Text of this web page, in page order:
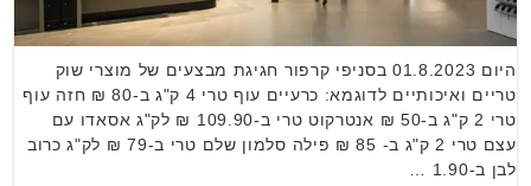
היום 01.8.2023 בסניפי קרפור חגיגת מבצעים של מוצרי שוק
טריים ואיכותיים לדוגמא: כרעיים עוף טרי 4 ק"ג ב-80 ₪ חזה עוף
טרי 2 ק"ג ב-50 ₪ אנטרקוט טרי ב-109.90 ₪ לק"ג אסאדו עם
עצם טרי 2 ק"ג ב- 85 ₪ פילה סלמון שלם טרי ב-79 ₪ לק"ג כרוב
לבן ב-1.90 …